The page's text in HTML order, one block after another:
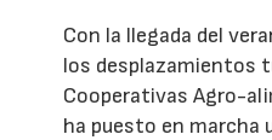
Con la llegada del
los desplazamientos
Cooperativas Agro-
ha puesto en marcha